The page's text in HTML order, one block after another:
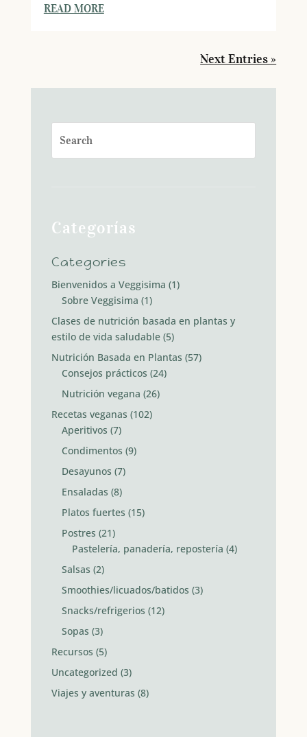
READ MORE
Next Entries »
Categorías
Categories
Bienvenidos a Veggisima (1)
Sobre Veggisima (1)
Clases de nutrición basada en plantas y
estilo de vida saludable(5)
Nutrición Basada en Plantas (57)
Consejos prácticos (24)
Nutrición vegana (26)
Recetas veganas (102)
Aperitivos (7)
Condimentos (9)
Desayunos (7)
Ensaladas (8)
Platos fuertes (15)
Postres (21)
Pastelería, panadería, repostería (4)
Salsas (2)
Smoothies/licuados/batidos (3)
Snacks/refrigerios (12)
Sopas (3)
Recursos (5)
Uncategorized (3)
Viajes y aventuras (8)